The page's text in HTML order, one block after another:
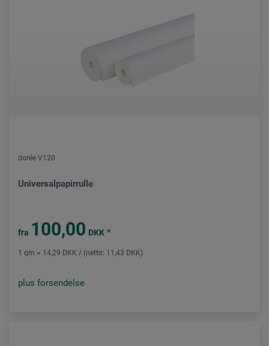
dorée V120
Universalpapirrulle
fra 100,00 DKK *
1 qm = 14,29 DKK / (netto: 11,43 DKK)
plus forsendelse